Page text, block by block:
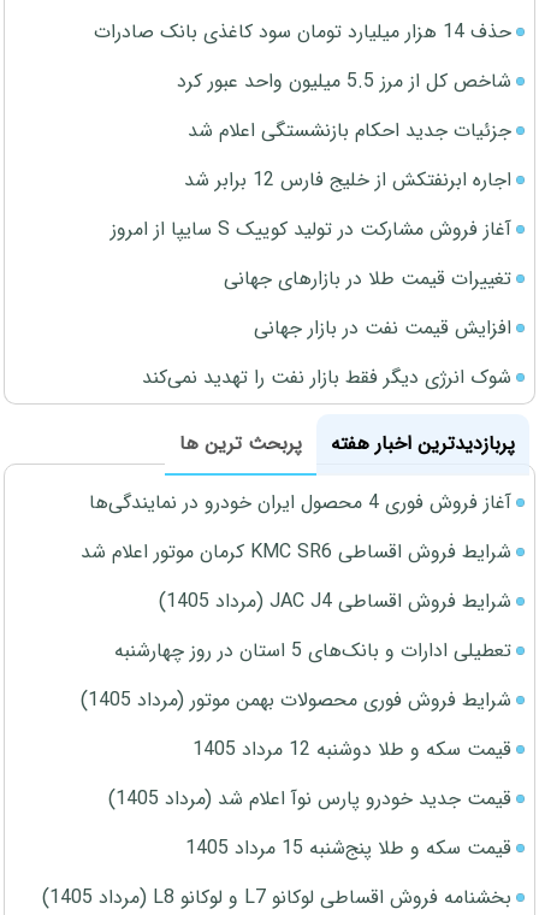
حذف 14 هزار میلیارد تومان سود کاغذی بانک صادرات
شاخص کل از مرز 5.5 میلیون واحد عبور کرد
جزئیات جدید احکام بازنشستگی اعلام شد
اجاره ابرنفتکش از خلیج فارس 12 برابر شد
آغاز فروش مشارکت در تولید کوییک S سایپا از امروز
تغییرات قیمت طلا در بازارهای جهانی
افزایش قیمت نفت در بازار جهانی
شوک انرژی دیگر فقط بازار نفت را تهدید نمی‌کند
پربازدیدترین اخبار هفته
پربحث ترین ها
آغاز فروش فوری 4 محصول ایران خودرو در نمایندگی‌ها
شرایط فروش اقساطی KMC SR6 کرمان موتور اعلام شد
شرایط فروش اقساطی JAC J4 (مرداد 1405)
تعطیلی ادارات و بانک‌های 5 استان در روز چهارشنبه
شرایط فروش فوری محصولات بهمن موتور (مرداد 1405)
قیمت سکه و طلا دوشنبه 12 مرداد 1405
قیمت جدید خودرو پارس نوآ اعلام شد (مرداد 1405)
قیمت سکه و طلا پنج‌شنبه 15 مرداد 1405
بخشنامه فروش اقساطی لوکانو L7 و لوکانو L8 (مرداد 1405)